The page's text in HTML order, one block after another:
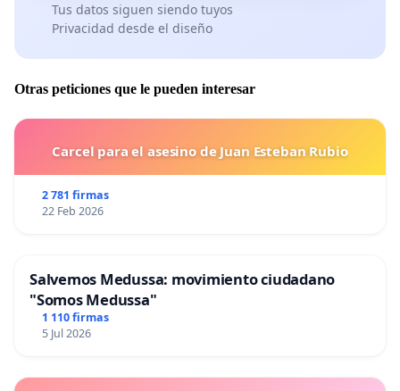
Tus datos siguen siendo tuyos
Privacidad desde el diseño
Otras peticiones que le pueden interesar
Carcel para el asesino de Juan Esteban Rubio
2 781 firmas
22 Feb 2026
Salvemos Medussa: movimiento ciudadano
"Somos Medussa"
1 110 firmas
5 Jul 2026